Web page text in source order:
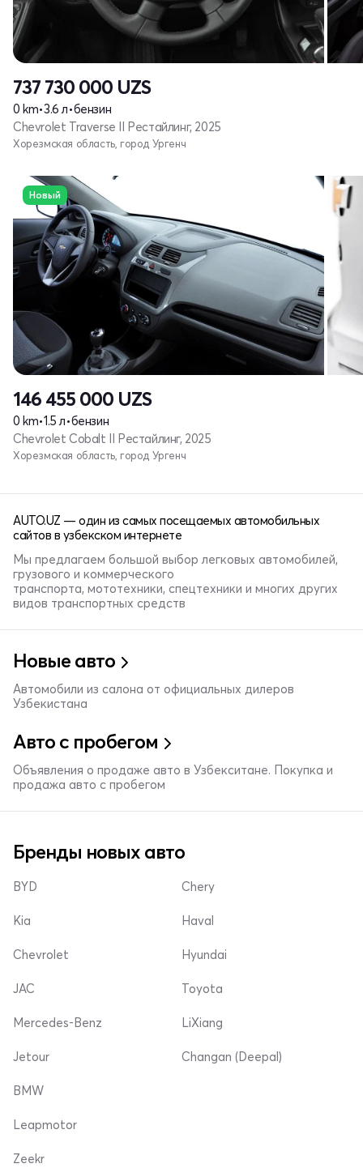
737 730 000 UZS
0 km•3.6 л•бензин
Chevrolet Traverse II Рестайлинг, 2025
Хорезмская область, город Ургенч
Новый
146 455 000 UZS
0 km•1.5 л•бензин
Chevrolet Cobalt II Рестайлинг, 2025
Хорезмская область, город Ургенч
AUTO.UZ — один из самых посещаемых автомобильных
сайтов в узбекском интернете
Мы предлагаем большой выбор легковых автомобилей,
грузового и коммерческого
транспорта, мототехники, спецтехники и многих других
видов транспортных средств
Новые авто
Автомобили из салона от официальных дилеров
Узбекистана
Авто с пробегом
Объявления о продаже авто в Узбекситане. Покупка и
продажа авто с пробегом
Бренды новых авто
BYD
Kia
Chevrolet
Chery
Haval
Hyundai
JAC
Mercedes-Benz
Jetour
Toyota
LiXiang
Changan (Deepal)
BMW
Leapmotor
Zeekr